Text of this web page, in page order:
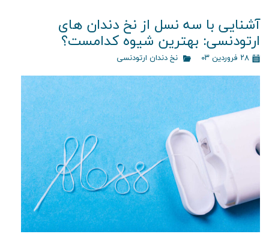
آشنایی با سه نسل از نخ دندان های
ارتودنسی: بهترین شیوه کدامست؟
۲۸ فروردین ۰۳ نخ دندان ارتودنسی